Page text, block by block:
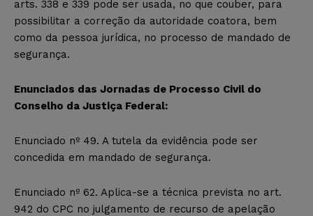
arts. 338 e 339 pode ser usada, no que couber, para
possibilitar a correção da autoridade coatora, bem
como da pessoa jurídica, no processo de mandado de
segurança.
Enunciados das Jornadas de Processo Civil do
Conselho da Justiça Federal:
Enunciado nº 49. A tutela da evidência pode ser
concedida em mandado de segurança.
Enunciado nº 62. Aplica-se a técnica prevista no art.
942 do CPC no julgamento de recurso de apelação